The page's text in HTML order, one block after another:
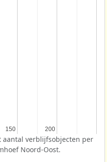
150
150 200
200
aantal verblijfsobjecten per
Noord-Oost.